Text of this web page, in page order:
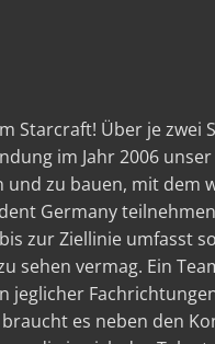
Starcraft! Über je zwei
im Jahr 2006
und zu bauen, mit dem
Germany
zur Ziellinie umfasst
sehen vermag. Ein
jeglicher
es neben den